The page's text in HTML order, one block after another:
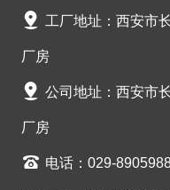
工厂地址：西安市
厂房
公司地址：西安市
厂房
电话：029-